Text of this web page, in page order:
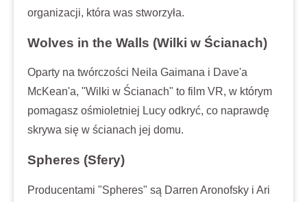
organizacji, która was stworzyła.
Wolves in the Walls (Wilki w Ścianach)
Oparty na twórczości Neila Gaimana i Dave'a
McKean'a, "Wilki w Ścianach" to film VR, w którym
pomagasz ośmioletniej Lucy odkryć, co naprawdę
skrywa się w ścianach jej domu.
Spheres (Sfery)
Producentami "Spheres" są Darren Aronofsky i Ari